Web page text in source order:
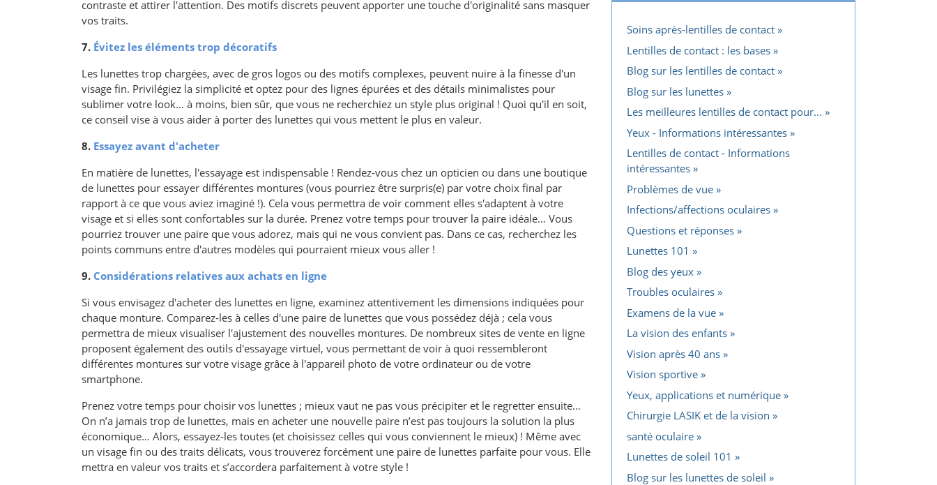
contraste et attirer l'attention. Des motifs discrets peuvent apporter une touche d'originalité sans masquer
vos traits.
7. Évitez les éléments trop décoratifs
Les lunettes trop chargées, avec de gros logos ou des motifs complexes, peuvent nuire à la finesse d'un
visage fin. Privilégiez la simplicité et optez pour des lignes épurées et des détails minimalistes pour
sublimer votre look… à moins, bien sûr, que vous ne recherchiez un style plus original ! Quoi qu'il en soit,
ce conseil vise à vous aider à porter des lunettes qui vous mettent le plus en valeur.
8. Essayez avant d'acheter
En matière de lunettes, l'essayage est indispensable ! Rendez-vous chez un opticien ou dans une boutique
de lunettes pour essayer différentes montures (vous pourriez être surpris(e) par votre choix final par
rapport à ce que vous aviez imaginé !). Cela vous permettra de voir comment elles s'adaptent à votre
visage et si elles sont confortables sur la durée. Prenez votre temps pour trouver la paire idéale… Vous
pourriez trouver une paire que vous adorez, mais qui ne vous convient pas. Dans ce cas, recherchez les
points communs entre d'autres modèles qui pourraient mieux vous aller !
9. Considérations relatives aux achats en ligne
Si vous envisagez d'acheter des lunettes en ligne, examinez attentivement les dimensions indiquées pour
chaque monture. Comparez-les à celles d'une paire de lunettes que vous possédez déjà ; cela vous
permettra de mieux visualiser l'ajustement des nouvelles montures. De nombreux sites de vente en ligne
proposent également des outils d'essayage virtuel, vous permettant de voir à quoi ressembleront
différentes montures sur votre visage grâce à l'appareil photo de votre ordinateur ou de votre
smartphone.
Prenez votre temps pour choisir vos lunettes ; mieux vaut ne pas vous précipiter et le regretter ensuite…
On n’a jamais trop de lunettes, mais en acheter une nouvelle paire n’est pas toujours la solution la plus
économique… Alors, essayez-les toutes (et choisissez celles qui vous conviennent le mieux) ! Même avec
un visage fin ou des traits délicats, vous trouverez forcément une paire de lunettes parfaite pour vous. Elle
mettra en valeur vos traits et s’accordera parfaitement à votre style !
Soins après-lentilles de contact
Lentilles de contact : les bases
Blog sur les lentilles de contact
Blog sur les lunettes
Les meilleures lentilles de contact pour...
Yeux - Informations intéressantes
Lentilles de contact - Informations
intéressantes
Problèmes de vue
Infections/affections oculaires
Questions et réponses
Lunettes 101
Blog des yeux
Troubles oculaires
Examens de la vue
La vision des enfants
Vision après 40 ans
Vision sportive
Yeux, applications et numérique
Chirurgie LASIK et de la vision
santé oculaire
Lunettes de soleil 101
Blog sur les lunettes de soleil